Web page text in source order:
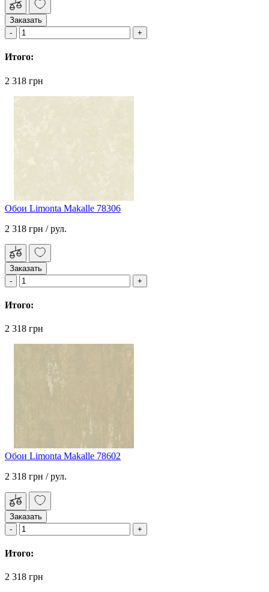
Заказать
Итого:
2 318 грн
Обои Limonta Makalle 78306
2 318 грн / рул.
Заказать
Итого:
2 318 грн
Обои Limonta Makalle 78602
2 318 грн / рул.
Заказать
Итого:
2 318 грн